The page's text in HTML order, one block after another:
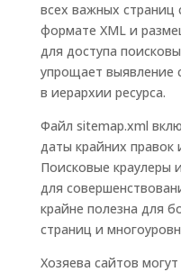
всех важных страниц
формате XML и
для доступа
упрощает выявление
в иерархии ресурса.
Файл sitemap.xml
даты крайних правок
Поисковые краулеры
для
крайне полезна для
страниц и
Хозяева сайтов